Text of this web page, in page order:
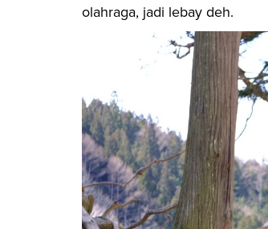
olahraga, jadi lebay deh.